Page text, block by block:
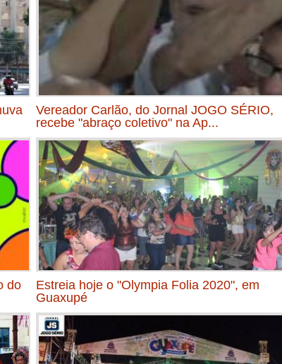
Vereador Carlão, do Jornal JOGO SÉRIO,
recebe "abraço coletivo" na Ap...
do
Estreia hoje o "Olympia Folia 2020", em
Guaxupé